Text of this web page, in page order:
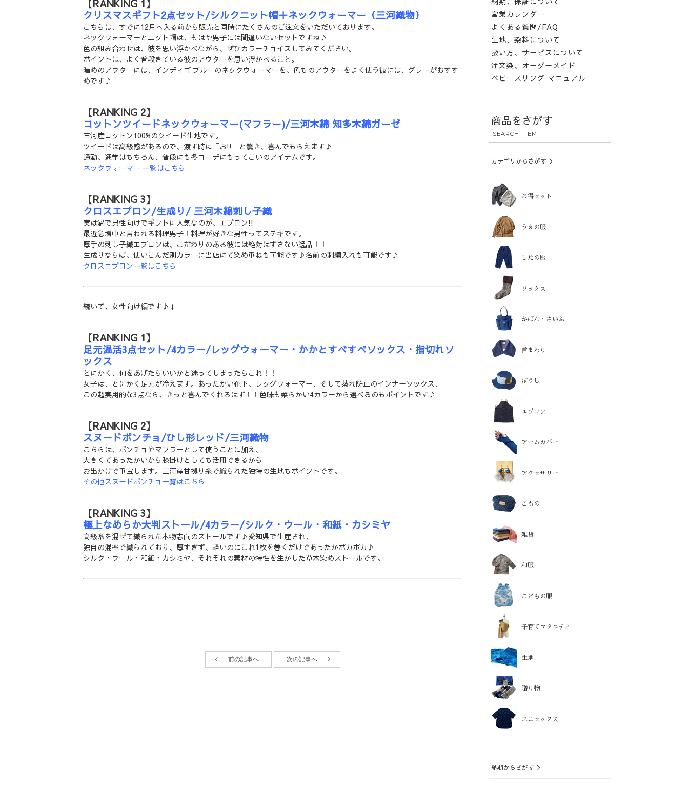
【RANKING 1】
クリスマスギフト2点セット/シルクニット帽＋ネックウォーマー（三河織物）
こちらは、すでに12月へ入る前から販売と同時にたくさんのご注文をいただいております。
ネックウォーマーとニット帽は、もはや男子には間違いないセットですね♪
色の組み合わせは、彼を思い浮かべながら、ぜひカラーチョイスしてみてください。
ポイントは、よく普段きている彼のアウターを思い浮かべること。
暗めのアウターには、インディゴ ブルーのネックウォーマーを、色ものアウターをよく使う彼には、グレーがおすす
めです♪
【RANKING 2】
コットンツイードネックウォーマー(マフラー)/三河木綿 知多木綿ガーゼ
三河産コットン100%のツイード生地です。
ツイードは高級感があるので、渡す時に「お!!」と驚き、喜んでもらえます♪
通勤、通学はもちろん、普段にも冬コーデにもってこいのアイテムです。
ネックウォーマー 一覧はこちら
【RANKING 3】
クロスエプロン/生成り/ 三河木綿刺し子織
実は渦で男性向けでギフトに人気なのが、エプロン!!
最近急増中と言われる料理男子！料理が好きな男性ってステキです。
厚手の刺し子織エプロンは、こだわりのある彼には絶対はずさない逸品！！
生成りならば、使いこんだ別カラーに当店にて染め重ねも可能です♪名前の刺繍入れも可能です♪
クロスエプロン一覧はこちら
続いて、女性向け編です♪↓
【RANKING 1】
足元温活3点セット/4カラー/レッグウォーマー・かかとすべすべソックス・指切れソ
ックス
とにかく、何をあげたらいいかと迷ってしまったらこれ！！
女子は、とにかく足元が冷えます。あったかい靴下、レッグウォーマー、そして蒸れ防止のインナーソックス、
この超実用的な3点なら、きっと喜んでくれるはず！！色味も柔らかい4カラーから選べるのもポイントです♪
【RANKING 2】
スヌードポンチョ/ひし形レッド/三河織物
こちらは、ポンチョやマフラーとして使うことに加え、
大きくてあったかいから膝掛けとしても活用できるから
お出かけで重宝します。三河産甘拠り糸で織られた独特の生地もポイントです。
その他スヌードポンチョ一覧はこちら
【RANKING 3】
極上なめらか大判ストール/4カラー/シルク・ウール・和紙・カシミヤ
高級糸を混ぜて織られた本物志向のストールです♪愛知県で生産され、
独自の混率で織られており、厚すぎず、軽いのにこれ1枚を巻くだけであったかポカポカ♪
シルク・ウール・和紙・カシミヤ、それぞれの素材の特性を生かした草木染めストールです。
前の記事へ 次の記事へ
営業カレンダー
よくある質問/FAQ
生地、染料について
扱い方、サービスについて
注文染、オーダーメイド
ベビースリング マニュアル
商品をさがす
SEARCH ITEM
カテゴリからさがす ＞
お得セット
うえの服
したの服
ソックス
かばん・さいふ
首まわり
ぼうし
エプロン
アームカバー
アクセサリー
こもの
雑貨
和服
こどもの服
子育てマタニティ
生地
贈り物
ユニセックス
納期からさがす ＞